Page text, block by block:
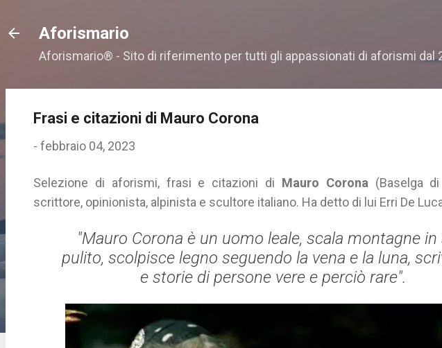
Aforismario
Aforismario® - Sito di riferimento per tutti gli appassionati di aforismi dal
Frasi e citazioni di Mauro Corona
- febbraio 04, 2023
Selezione di aforismi, frasi e citazioni di Mauro Corona (Baselga
scrittore, opinionista, alpinista e scultore italiano. Ha detto di lui Erri De
"Mauro Corona è un uomo leale, scala montagne in
pulito, scolpisce legno seguendo la vena e la luna,
e storie di persone vere e perciò rare".